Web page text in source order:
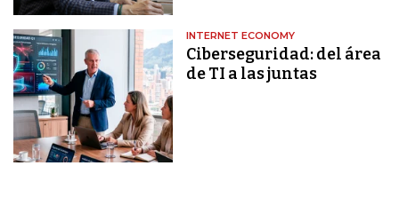
INTERNET ECONOMY
Ciberseguridad: del área
de TI a las juntas